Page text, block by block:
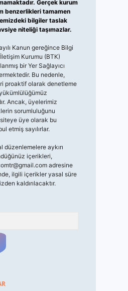
Gerçek kurum
benzerlikleri tamamen
bilgiler taslak
niteliği taşımazlar.
Kanun gereğince Bilgi
Kurumu (BTK)
bir Yer Sağlayıcı
Bu nedenle,
proaktif olarak denetleme
Ancak, üyelerimiz
sorumluluğunu
üye olarak bu
etmiş sayılırlar.
düzenlemelere aykırı
içerikleri,
adresine
ilgili içerikler yasal süre
kaldırılacaktır.